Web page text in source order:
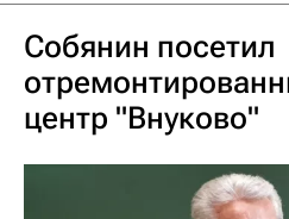
Собянин посетил
центр "Внуково"